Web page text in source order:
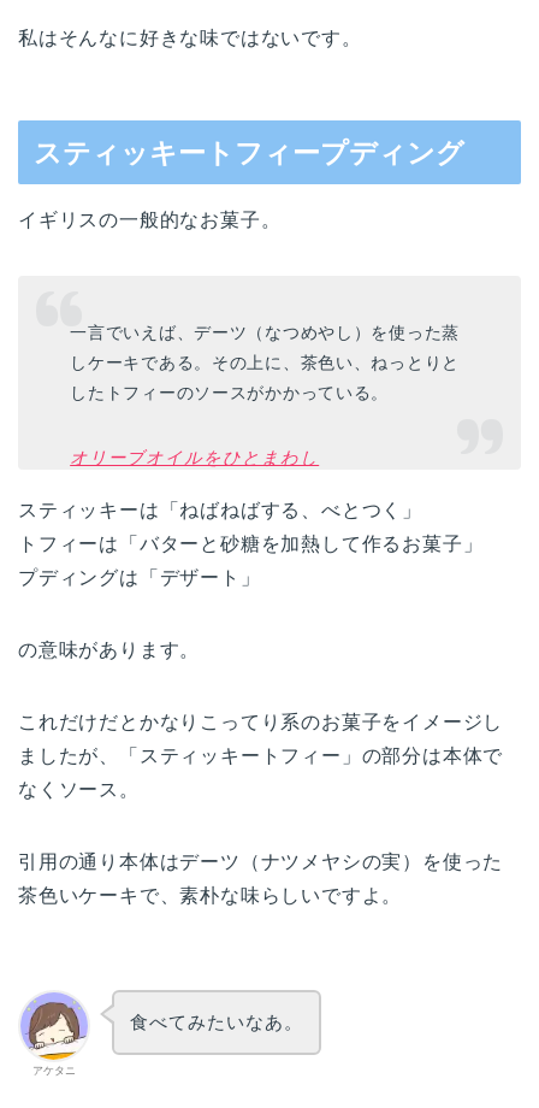
私はそんなに好きな味ではないです。
スティッキートフィープディング
イギリスの一般的なお菓子。
一言でいえば、デーツ（なつめやし）を使った蒸
しケーキである。その上に、茶色い、ねっとりと
したトフィーのソースがかかっている。
オリーブオイルをひとまわし
スティッキーは「ねばねばする、べとつく」
トフィーは「バターと砂糖を加熱して作るお菓子」
プディングは「デザート」
の意味があります。
これだけだとかなりこってり系のお菓子をイメージし
ましたが、「スティッキートフィー」の部分は本体で
なくソース。
引用の通り本体はデーツ（ナツメヤシの実）を使った
茶色いケーキで、素朴な味らしいですよ。
アケタニ
食べてみたいなあ。